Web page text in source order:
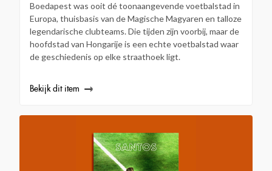
Boedapest was ooit dé toonaangevende voetbalstad in
Europa, thuisbasis van de Magische Magyaren en talloze
legendarische clubteams. Die tijden zijn voorbij, maar de
hoofdstad van Hongarije is een echte voetbalstad waar
de geschiedenis op elke straathoek ligt.
Bekijk dit item